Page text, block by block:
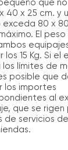
que
40 x 25 cm. y
exceda 80 x
El
los 15 Kg. Si el
los límites de
posible que
los importes
al
que se rigen
de servicios de